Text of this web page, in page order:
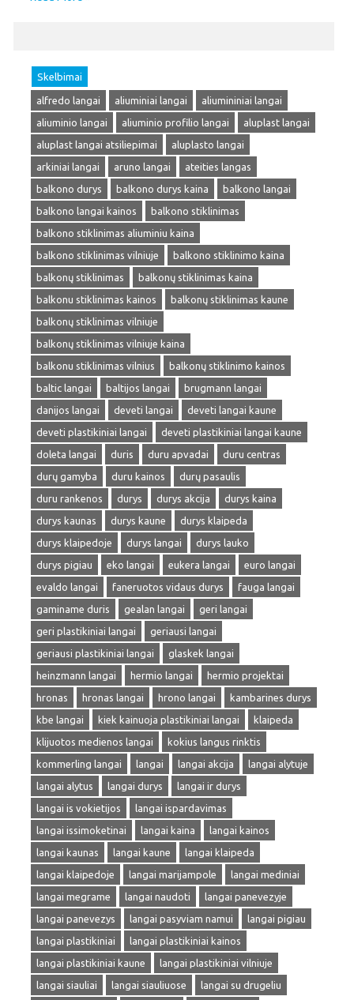
Skelbimai
alfredo langai aliuminiai langai
aliumininiai langai
aliuminio langai
aliuminio profilio langai
aluplast langai
aluplast langai atsiliepimai
aluplasto langai
arkiniai langai
aruno langai
ateities langas
balkono durys
balkono durys kaina
balkono langai
balkono langai kainos
balkono stiklinimas
balkono stiklinimas aliuminiu kaina
balkono stiklinimas vilniuje
balkono stiklinimo kaina
balkonų stiklinimas
balkonų stiklinimas kaina
balkonu stiklinimas kainos
balkonų stiklinimas kaune
balkonų stiklinimas vilniuje
balkonų stiklinimas vilniuje kaina
balkonu stiklinimas vilnius
balkonų stiklinimo kainos
baltic langai
baltijos langai
brugmann langai
danijos langai
deveti langai
deveti langai kaune
deveti plastikiniai langai
deveti plastikiniai langai kaune
doleta langai
duris duru apvadai
duru centras
durų gamyba
duru kainos
durų pasaulis
duru rankenos
durys durys akcija
durys kaina
durys kaunas
durys kaune
durys klaipeda
durys klaipedoje
durys langai
durys lauko
durys pigiau
eko langai eukera langai
euro langai
evaldo langai
faneruotos vidaus durys
fauga langai
gaminame duris
gealan langai
geri langai
geri plastikiniai langai
geriausi langai
geriausi plastikiniai langai
glaskek langai
heinzmann langai
hermio langai
hermio projektai
hronas
hronas langai hrono langai
kambarines durys
kbe langai
kiek kainuoja plastikiniai langai
klaipeda
klijuotos medienos langai
kokius langus rinktis
kommerling langai
langai langai akcija
langai alytuje
langai alytus
langai durys
langai ir durys
langai is vokietijos
langai ispardavimas
langai issimoketinai
langai kaina
langai kainos
langai kaunas
langai kaune
langai klaipeda
langai klaipedoje
langai marijampole
langai mediniai
langai megrame
langai naudoti
langai panevezyje
langai panevezys
langai pasyviam namui
langai pigiau
langai plastikiniai
langai plastikiniai kainos
langai plastikiniai kaune
langai plastikiniai vilniuje
langai siauliai
langai siauliuose langai su drugeliu